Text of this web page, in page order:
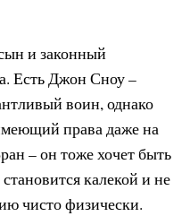
и законный
Есть Джон Сноу –
воин, однако
права даже на
– он тоже хочет быть
калекой и не
чисто физически.